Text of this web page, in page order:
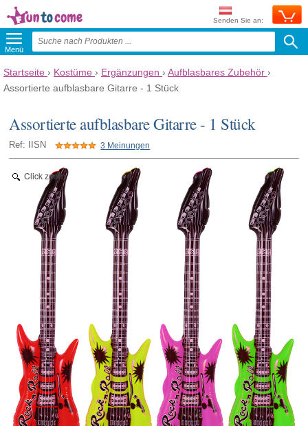
Senden Sie an:
Menü
Startseite › Kostüme › Ergänzungen › Aufblasbares Zubehör ›
Assortierte aufblasbare Gitarre - 1 Stück
Assortierte aufblasbare Gitarre - 1 Stück
Ref: IISN 3 Meinungen
Click zoom